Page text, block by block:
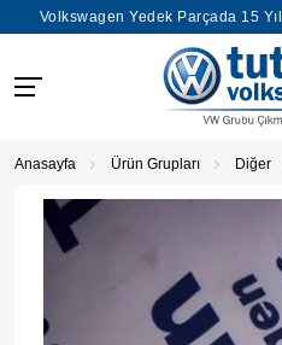
Volkswagen Yedek Parçada 15
Anasayfa Ürün Grupları Diğer